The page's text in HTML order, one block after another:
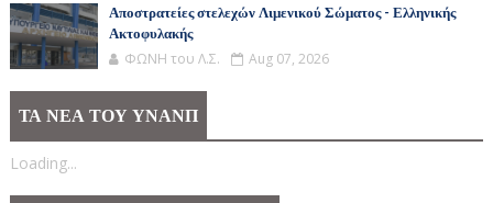
Αποστρατείες στελεχών Λιμενικού Σώματος - Ελληνικής
Ακτοφυλακής
ΦΩΝΗ του Λ.Σ. Aug 07, 2026
ΤΑ ΝΕΑ ΤΟΥ ΥΝΑΝΠ
Loading...